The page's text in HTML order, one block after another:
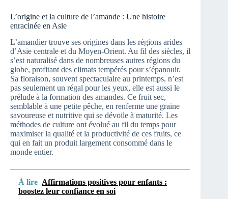
L’origine et la culture de l’amande : Une histoire
enracinée en Asie
L’amandier trouve ses origines dans les régions arides
d’Asie centrale et du Moyen-Orient. Au fil des siècles, il
s’est naturalisé dans de nombreuses autres régions du
globe, profitant des climats tempérés pour s’épanouir.
Sa floraison, souvent spectaculaire au printemps, n’est
pas seulement un régal pour les yeux, elle est aussi le
prélude à la formation des amandes. Ce fruit sec,
semblable à une petite pêche, en renferme une graine
savoureuse et nutritive qui se dévoile à maturité. Les
méthodes de culture ont évolué au fil du temps pour
maximiser la qualité et la productivité de ces fruits, ce
qui en fait un produit largement consommé dans le
monde entier.
À lire Affirmations positives pour enfants :
boostez leur confiance en soi